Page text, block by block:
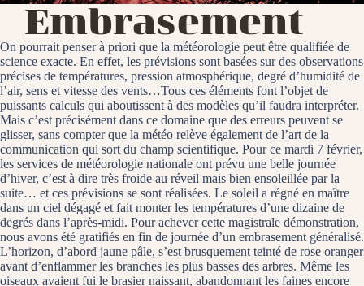
Embrasement
On pourrait penser à priori que la météorologie peut être qualifiée de
science exacte. En effet, les prévisions sont basées sur des observations
précises de températures, pression atmosphérique, degré d’humidité de
l’air, sens et vitesse des vents…Tous ces éléments font l’objet de
puissants calculs qui aboutissent à des modèles qu’il faudra interpréter.
Mais c’est précisément dans ce domaine que des erreurs peuvent se
glisser, sans compter que la météo relève également de l’art de la
communication qui sort du champ scientifique. Pour ce mardi 7 février,
les services de météorologie nationale ont prévu une belle journée
d’hiver, c’est à dire très froide au réveil mais bien ensoleillée par la
suite… et ces prévisions se sont réalisées. Le soleil a régné en maître
dans un ciel dégagé et fait monter les températures d’une dizaine de
degrés dans l’après-midi. Pour achever cette magistrale démonstration,
nous avons été gratifiés en fin de journée d’un embrasement généralisé.
L’horizon, d’abord jaune pâle, s’est brusquement teinté de rose oranger
avant d’enflammer les branches les plus basses des arbres. Même les
oiseaux avaient fui le brasier naissant, abandonnant les faines encore